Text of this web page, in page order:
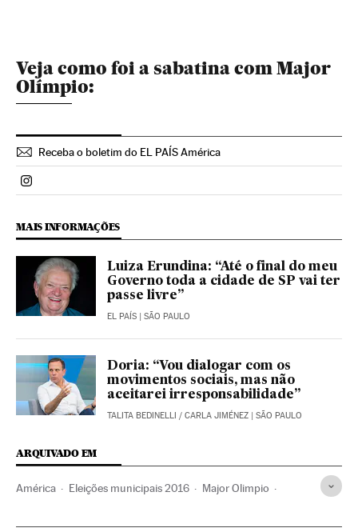
Veja como foi a sabatina com Major
Olímpio:
Receba o boletim do EL PAÍS América
Politica El País Brasil en Instagram
MAIS INFORMAÇÕES
Luiza Erundina: “Até o final do meu
Governo toda a cidade de SP vai ter
passe livre”
EL PAÍS | SÃO PAULO
Doria: “Vou dialogar com os
movimentos sociais, mas não
aceitarei irresponsabilidade”
TALITA BEDINELLI / CARLA JIMÉNEZ | SÃO PAULO
ARQUIVADO EM
América Eleições municipais 2016 Major Olimpio